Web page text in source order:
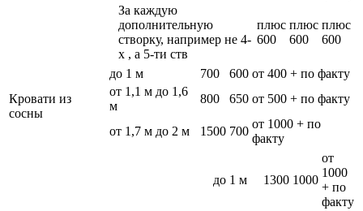
За каждую
дополнительную
створку, например не 4-
х , а 5-ти ств
плюс
600
плюс
600
плюс
600
Кровати из
сосны
до 1 м 700 600 от 400 + по факту
от 1,1 м до 1,6
м
800 650 от 500 + по факту
от 1,7 м до 2 м 1500 700
от 1000 + по
факту
до 1 м 1300 1000
от
1000
+ по
факту